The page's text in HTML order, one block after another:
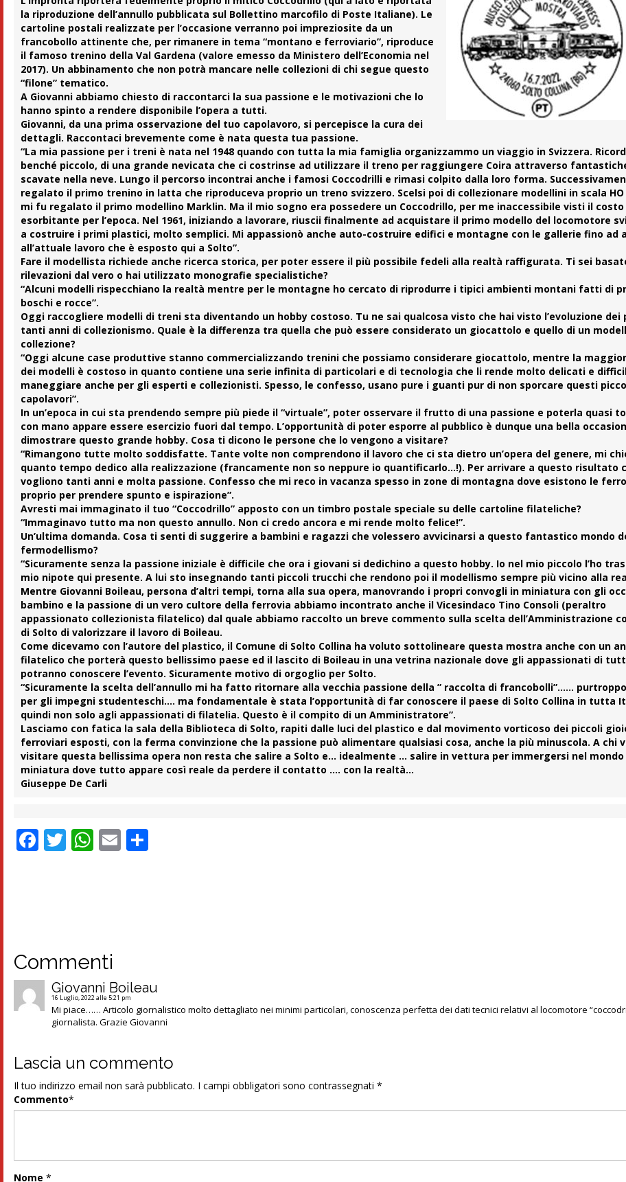
la riproduzione dell’annullo pubblicata sul Bollettino marcofilo di Poste Italiane). Le
cartoline postali realizzate per l’occasione verranno poi impreziosite da un
francobollo attinente che, per rimanere in tema “montano e ferroviario”, riproduce
il famoso trenino della Val Gardena (valore emesso da Ministero dell’Economia nel
2017). Un abbinamento che non potrà mancare nelle collezioni di chi segue questo
“filone” tematico.
A Giovanni abbiamo chiesto di raccontarci la sua passione e le motivazioni che lo
hanno spinto a rendere disponibile l’opera a tutti.
Giovanni, da una prima osservazione del tuo capolavoro, si percepisce la cura dei
dettagli. Raccontaci brevemente come è nata questa tua passione.
“La mia passione per i treni è nata nel 1948 quando con tutta la mia famiglia organizzammo un viaggio in Svizzera.
benché piccolo, di una grande nevicata che ci costrinse ad utilizzare il treno per raggiungere Coira attraverso
scavate nella neve. Lungo il percorso incontrai anche i famosi Coccodrilli e rimasi colpito dalla loro forma.
regalato il primo trenino in latta che riproduceva proprio un treno svizzero. Scelsi poi di collezionare modellini in scala HO
mi fu regalato il primo modellino Marklin. Ma il mio sogno era possedere un Coccodrillo, per me inaccessibile visti il costo
esorbitante per l’epoca. Nel 1961, iniziando a lavorare, riuscii finalmente ad acquistare il primo modello del locomotore
a costruire i primi plastici, molto semplici. Mi appassionò anche auto-costruire edifici e montagne con le gallerie fino ad
all’attuale lavoro che è esposto qui a Solto”.
Fare il modellista richiede anche ricerca storica, per poter essere il più possibile fedeli alla realtà raffigurata. Ti sei
rilevazioni dal vero o hai utilizzato monografie specialistiche?
“Alcuni modelli rispecchiano la realtà mentre per le montagne ho cercato di riprodurre i tipici ambienti montani fatti di
boschi e rocce”.
Oggi raccogliere modelli di treni sta diventando un hobby costoso. Tu ne sai qualcosa visto che hai visto l’evoluzione dei
tanti anni di collezionismo. Quale è la differenza tra quella che può essere considerato un giocattolo e quello di un
collezione?
“Oggi alcune case produttive stanno commercializzando trenini che possiamo considerare giocattolo, mentre la
dei modelli è costoso in quanto contiene una serie infinita di particolari e di tecnologia che li rende molto delicati e
maneggiare anche per gli esperti e collezionisti. Spesso, le confesso, usano pure i guanti pur di non sporcare questi
capolavori”.
In un’epoca in cui sta prendendo sempre più piede il “virtuale”, poter osservare il frutto di una passione e poterla quasi
con mano appare essere esercizio fuori dal tempo. L’opportunità di poter esporre al pubblico è dunque una bella
dimostrare questo grande hobby. Cosa ti dicono le persone che lo vengono a visitare?
“Rimangono tutte molto soddisfatte. Tante volte non comprendono il lavoro che ci sta dietro un’opera del genere, mi
quanto tempo dedico alla realizzazione (francamente non so neppure io quantificarlo…!). Per arrivare a questo risultato
vogliono tanti anni e molta passione. Confesso che mi reco in vacanza spesso in zone di montagna dove esistono le
proprio per prendere spunto e ispirazione”.
Avresti mai immaginato il tuo “Coccodrillo” apposto con un timbro postale speciale su delle cartoline filateliche?
“Immaginavo tutto ma non questo annullo. Non ci credo ancora e mi rende molto felice!”.
Un’ultima domanda. Cosa ti senti di suggerire a bambini e ragazzi che volessero avvicinarsi a questo fantastico mondo
fermodellismo?
“Sicuramente senza la passione iniziale è difficile che ora i giovani si dedichino a questo hobby. Io nel mio piccolo l’ho
mio nipote qui presente. A lui sto insegnando tanti piccoli trucchi che rendono poi il modellismo sempre più vicino alla
Mentre Giovanni Boileau, persona d’altri tempi, torna alla sua opera, manovrando i propri convogli in miniatura con gli
bambino e la passione di un vero cultore della ferrovia abbiamo incontrato anche il Vicesindaco Tino Consoli (peraltro
appassionato collezionista filatelico) dal quale abbiamo raccolto un breve commento sulla scelta dell’Amministrazione
di Solto di valorizzare il lavoro di Boileau.
Come dicevamo con l’autore del plastico, il Comune di Solto Collina ha voluto sottolineare questa mostra anche con un
filatelico che porterà questo bellissimo paese ed il lascito di Boileau in una vetrina nazionale dove gli appassionati di
potranno conoscere l’evento. Sicuramente motivo di orgoglio per Solto.
“Sicuramente la scelta dell’annullo mi ha fatto ritornare alla vecchia passione della ” raccolta di francobolli”……
per gli impegni studenteschi…. ma fondamentale è stata l’opportunità di far conoscere il paese di Solto Collina in tutta
quindi non solo agli appassionati di filatelia. Questo è il compito di un Amministratore”.
Lasciamo con fatica la sala della Biblioteca di Solto, rapiti dalle luci del plastico e dal movimento vorticoso dei piccoli
ferroviari esposti, con la ferma convinzione che la passione può alimentare qualsiasi cosa, anche la più minuscola. A chi
visitare questa bellissima opera non resta che salire a Solto e… idealmente … salire in vettura per immergersi nel mondo
miniatura dove tutto appare così reale da perdere il contatto …. con la realtà…
Giuseppe De Carli
Facebook
Twitter
WhatsApp
Email
Commenti
Giovanni Boileau
16 Luglio, 2022 alle 5:21 pm
Mi piace…… Articolo giornalistico molto dettagliato nei minimi particolari, conoscenza perfetta dei dati tecnici relativi al locomotore
giornalista. Grazie Giovanni
Lascia un commento
Il tuo indirizzo email non sarà pubblicato. I campi obbligatori sono contrassegnati*
Commento*
Nome *